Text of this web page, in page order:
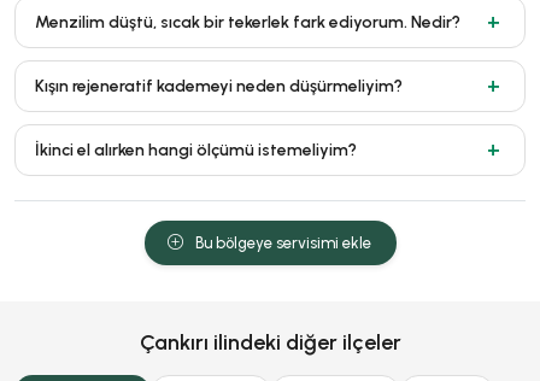
Menzilim düştü, sıcak bir tekerlek fark ediyorum. Nedir?
Kışın rejeneratif kademeyi neden düşürmeliyim?
İkinci el alırken hangi ölçümü istemeliyim?
Bu bölgeye servisimi ekle
Çankırı ilindeki diğer ilçeler